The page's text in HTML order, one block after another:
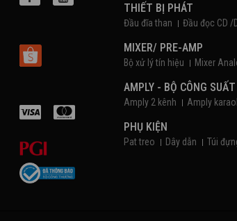
THIẾT BỊ PHÁT
Đầu đĩa than Đầu đọc CD /
MIXER/ PRE-AMP
Bộ xử lý tín hiệu Mixer
AMPLY - BỘ CÔNG SUẤT
Amply 2 kênh Amply
PHỤ KIỆN
Pat treo Dây dẫn Túi